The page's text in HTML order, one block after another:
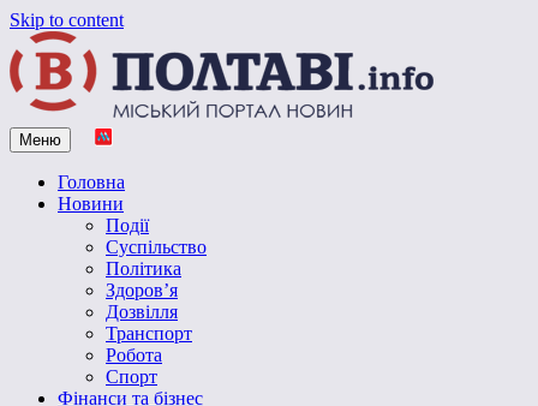
Skip to content
Vpoltave.info
Полтавський портал новин
Меню
Головна
Новини
Події
Суспільство
Політика
Здоров’я
Дозвілля
Транспорт
Робота
Спорт
Фінанси та бізнес